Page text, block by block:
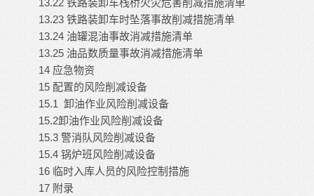
13.22 铁路装卸车栈桥火灾危害削减措施清单
13.23 铁路装卸车时坠落事故削减措施清单
13.24 油罐混油事故消减措施清单
13.25 油品数质量事故消减措施清单
14 应急物资
15 配置的风险削减设备
15.1 卸油作业风险削减设备
15.2卸油作业风险削减设备
15.3 警消队风险削减设备
15.4 锅炉班风险削减设备
16 临时入库人员的风险控制措施
17 附录